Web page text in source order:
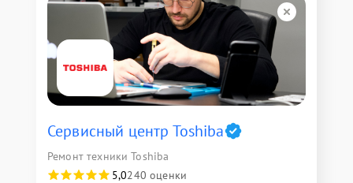
Сервисный центр Toshiba
Ремонт техники Toshiba
5,0240 оценки